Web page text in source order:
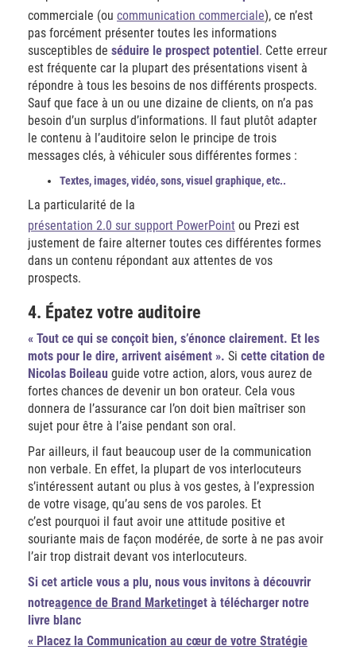
commerciale (ou communication commerciale), ce n’est
pas forcément présenter toutes les informations
susceptibles de séduire le prospect potentiel. Cette erreur
est fréquente car la plupart des présentations visent à
répondre à tous les besoins de nos différents prospects.
Sauf que face à un ou une dizaine de clients, on n’a pas
besoin d’un surplus d’informations. Il faut plutôt adapter
le contenu à l’auditoire selon le principe de trois
messages clés, à véhiculer sous différentes formes :
Textes, images, vidéo, sons, visuel graphique, etc..
La particularité de la
présentation 2.0 sur support PowerPoint ou Prezi est
justement de faire alterner toutes ces différentes formes
dans un contenu répondant aux attentes de vos
prospects.
4. Épatez votre auditoire
« Tout ce qui se conçoit bien, s’énonce clairement. Et les
mots pour le dire, arrivent aisément ». Si cette citation de
Nicolas Boileau guide votre action, alors, vous aurez de
fortes chances de devenir un bon orateur. Cela vous
donnera de l’assurance car l’on doit bien maîtriser son
sujet pour être à l’aise pendant son oral.
Par ailleurs, il faut beaucoup user de la communication
non verbale. En effet, la plupart de vos interlocuteurs
s’intéressent autant ou plus à vos gestes, à l’expression
de votre visage, qu’au sens de vos paroles. Et
c’est pourquoi il faut avoir une attitude positive et
souriante mais de façon modérée, de sorte à ne pas avoir
l’air trop distrait devant vos interlocuteurs.
Si cet article vous a plu, nous vous invitons à découvrir
notreagence de Brand Marketinget à télécharger notre
livre blanc
« Placez la Communication au cœur de votre Stratégie